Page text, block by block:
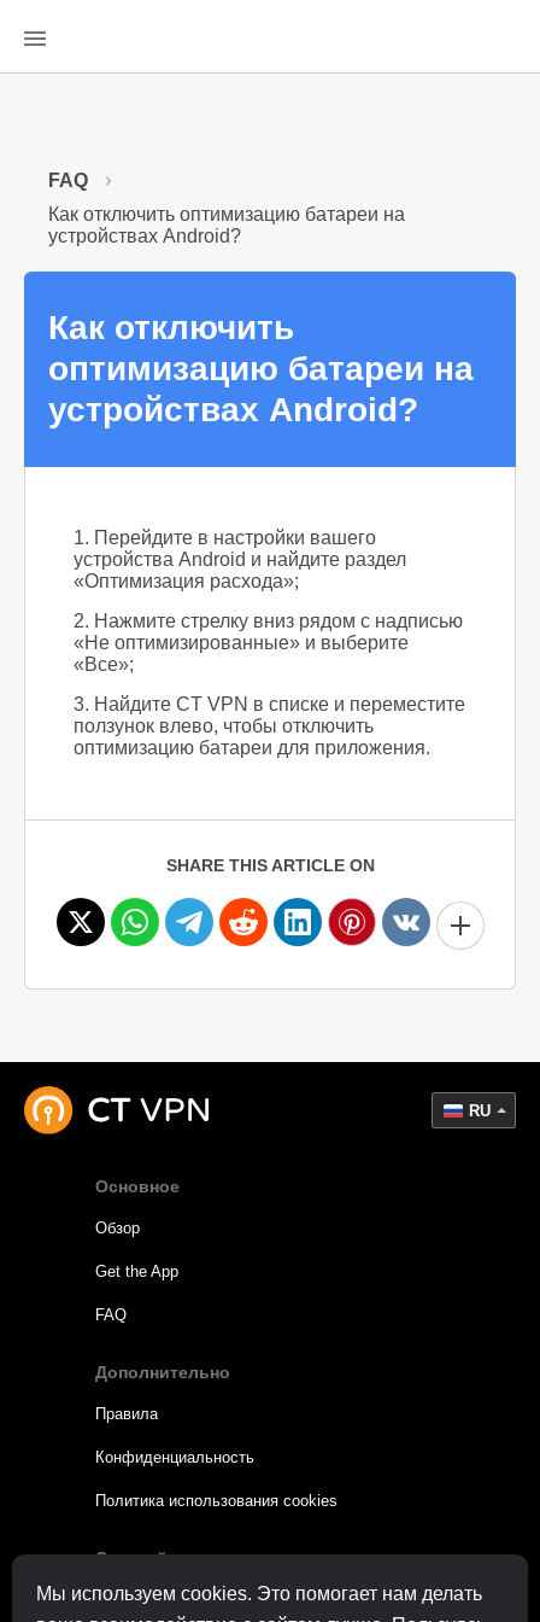
FAQ
Как отключить оптимизацию батареи на
устройствах Android?
Как отключить
оптимизацию батареи на
устройствах Android?
1. Перейдите в настройки вашего
устройства Android и найдите раздел
«Оптимизация расхода»;
2. Нажмите стрелку вниз рядом с надписью
«Не оптимизированные» и выберите
«Все»;
3. Найдите CT VPN в списке и переместите
ползунок влево, чтобы отключить
оптимизацию батареи для приложения.
SHARE THIS ARTICLE ON
Основное
Обзор
Get the App
FAQ
Дополнительно
Правила
Конфиденциальность
Политика использования cookies
Оставайтесь на связи
Связаться споддержкой
RU
Мы используем cookies. Это помогает нам делать